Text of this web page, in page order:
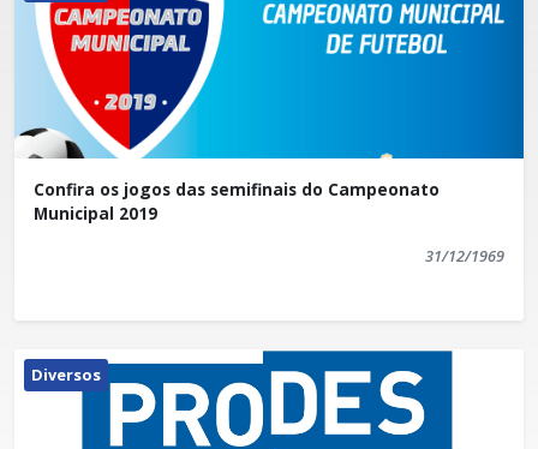
Confira os jogos das semifinais do Campeonato
Municipal 2019
31/12/1969
Diversos